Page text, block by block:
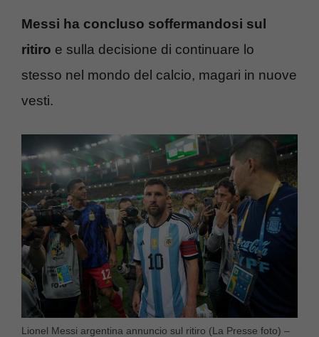
Messi ha concluso soffermandosi sul
ritiro e sulla decisione di continuare lo
stesso nel mondo del calcio, magari in nuove
vesti.
Lionel Messi argentina annuncio sul ritiro (La Presse foto) –